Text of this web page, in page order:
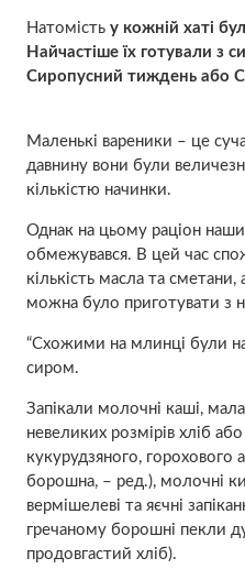
Натомість у кожній хаті
Найчастіше їх готували з
Сиропусний тиждень або
Маленькі вареники – це
давнину вони були
кількістю начинки.
Однак на цьому раціон
обмежувався. В цей час
кількість масла та сметани,
можна було приготувати з
“Схожими на млинці були
сиром.
Запікали молочні каші,
невеликих розмірів хліб
кукурудзяного, горохового
борошна, – ред.), молочні
вермішелеві та яєчні
гречаному борошні пекли
продовгастий хліб).